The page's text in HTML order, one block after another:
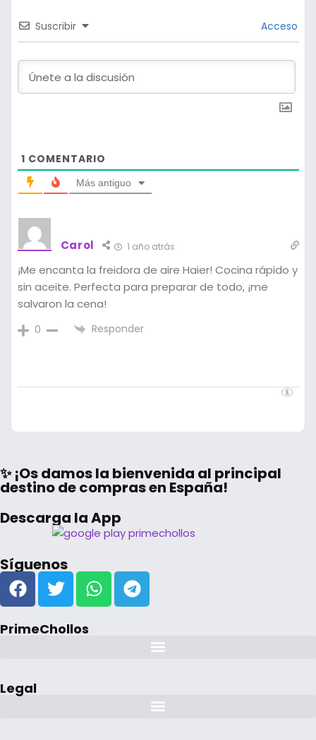
Suscribir Acceso
1 COMENTARIO
Más antiguo
Carol 1 año atrás
¡Me encanta la freidora de aire Haier! Cocina rápido y
sin aceite. Perfecta para preparar de todo, ¡me
salvaron la cena!
0 Responder
✨ ¡Os damos la bienvenida al principal
destino de compras en España!
Descarga la App
Síguenos
PrimeChollos
Legal